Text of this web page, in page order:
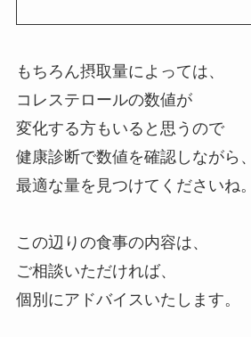
もちろん摂取量によっては、
コレステロールの数値が
変化する方もいると思うので
健康診断で数値を確認しながら、
最適な量を見つけてくださいね。
この辺りの食事の内容は、
ご相談いただければ、
個別にアドバイスいたします。